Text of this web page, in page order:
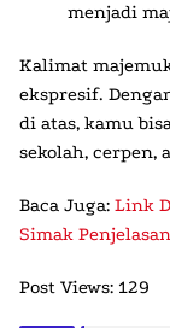
menjadi
Kalimat
ekspresif.
di atas, kamu
sekolah, cerpen,
Baca Juga: Link
Simak
Post Views: 129